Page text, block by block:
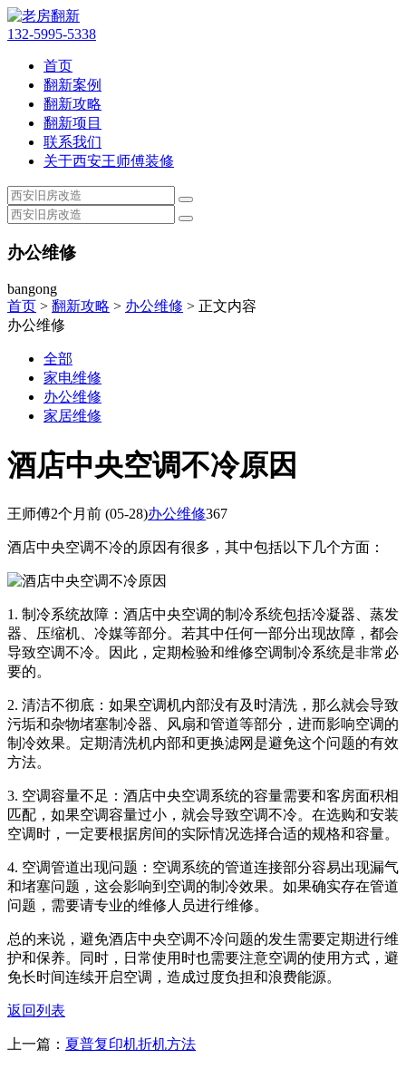
132-5995-5338
首页
翻新案例
翻新攻略
翻新项目
联系我们
关于西安王师傅装修
办公维修
bangong
首页 > 翻新攻略 > 办公维修 > 正文内容
办公维修
全部
家电维修
办公维修
家居维修
酒店中央空调不冷原因
王师傅2个月前 (05-28)办公维修367
酒店中央空调不冷的原因有很多，其中包括以下几个方面：
1. 制冷系统故障：酒店中央空调的制冷系统包括冷凝器、蒸发
器、压缩机、冷媒等部分。若其中任何一部分出现故障，都会
导致空调不冷。因此，定期检验和维修空调制冷系统是非常必
要的。
2. 清洁不彻底：如果空调机内部没有及时清洗，那么就会导致
污垢和杂物堵塞制冷器、风扇和管道等部分，进而影响空调的
制冷效果。定期清洗机内部和更换滤网是避免这个问题的有效
方法。
3. 空调容量不足：酒店中央空调系统的容量需要和客房面积相
匹配，如果空调容量过小，就会导致空调不冷。在选购和安装
空调时，一定要根据房间的实际情况选择合适的规格和容量。
4. 空调管道出现问题：空调系统的管道连接部分容易出现漏气
和堵塞问题，这会影响到空调的制冷效果。如果确实存在管道
问题，需要请专业的维修人员进行维修。
总的来说，避免酒店中央空调不冷问题的发生需要定期进行维
护和保养。同时，日常使用时也需要注意空调的使用方式，避
免长时间连续开启空调，造成过度负担和浪费能源。
返回列表
上一篇： 夏普复印机折机方法